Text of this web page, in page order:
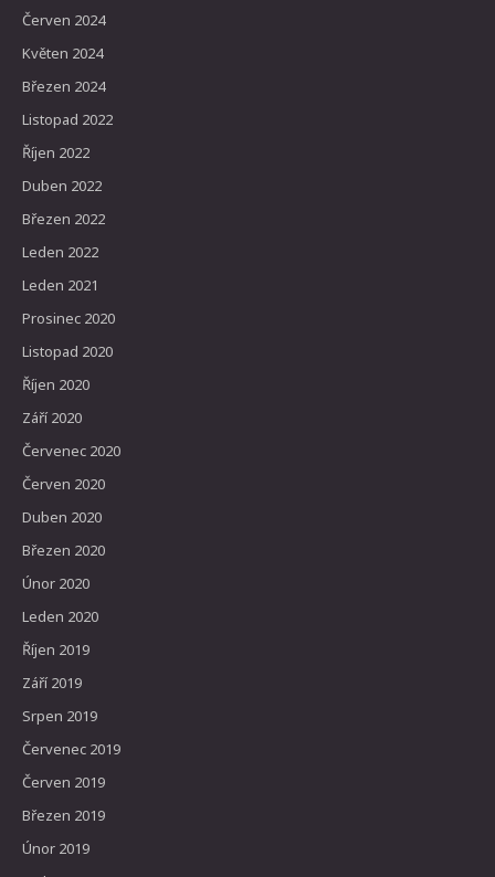
Červen 2024
Květen 2024
Březen 2024
Listopad 2022
Říjen 2022
Duben 2022
Březen 2022
Leden 2022
Leden 2021
Prosinec 2020
Listopad 2020
Říjen 2020
Září 2020
Červenec 2020
Červen 2020
Duben 2020
Březen 2020
Únor 2020
Leden 2020
Říjen 2019
Září 2019
Srpen 2019
Červenec 2019
Červen 2019
Březen 2019
Únor 2019